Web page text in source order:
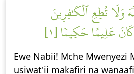
وَلَا تُطِعِ ٱلۡكَٰفِرِينَ
عَلِيمًا حَكِيمٗا [١]
Ewe Nabii! Mche Mwenyezi
usiwat'ii makafiri na